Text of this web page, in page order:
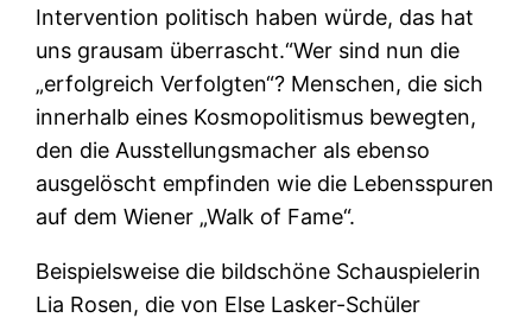
Intervention politisch haben würde, das hat
uns grausam überrascht.“Wer sind nun die
„erfolgreich Verfolgten“? Menschen, die sich
innerhalb eines Kosmopolitismus bewegten,
den die Ausstellungsmacher als ebenso
ausgelöscht empfinden wie die Lebensspuren
auf dem Wiener „Walk of Fame“.
Beispielsweise die bildschöne Schauspielerin
Lia Rosen, die von Else Lasker-Schüler